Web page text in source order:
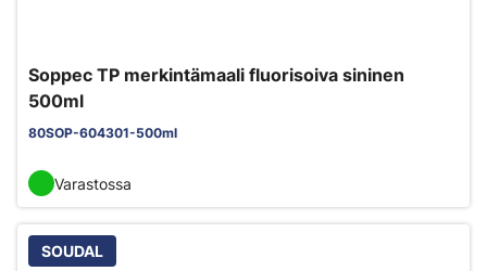
Soppec TP merkintämaali fluorisoiva sininen
500ml
80SOP-604301-500ml
Varastossa
SOUDAL